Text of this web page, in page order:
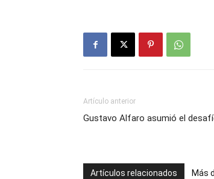
Artículo anterior
Gustavo Alfaro asumió el
Artículos relacionados Más